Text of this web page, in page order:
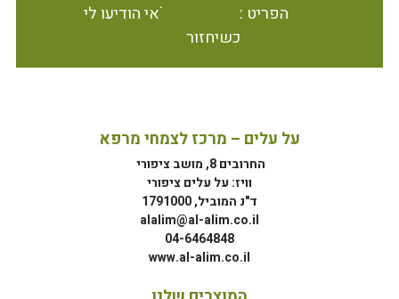
הפריט אינו זמין במלאי הודיעו לי
כשיחזור
על עלים – מרכז לצמחי מרפא
החרובים 8, מושב ציפורי
וויז: על עלים ציפורי
ד"נ המוביל, 1791000
alalim@al-alim.co.il
04-6464848
www.al-alim.co.il